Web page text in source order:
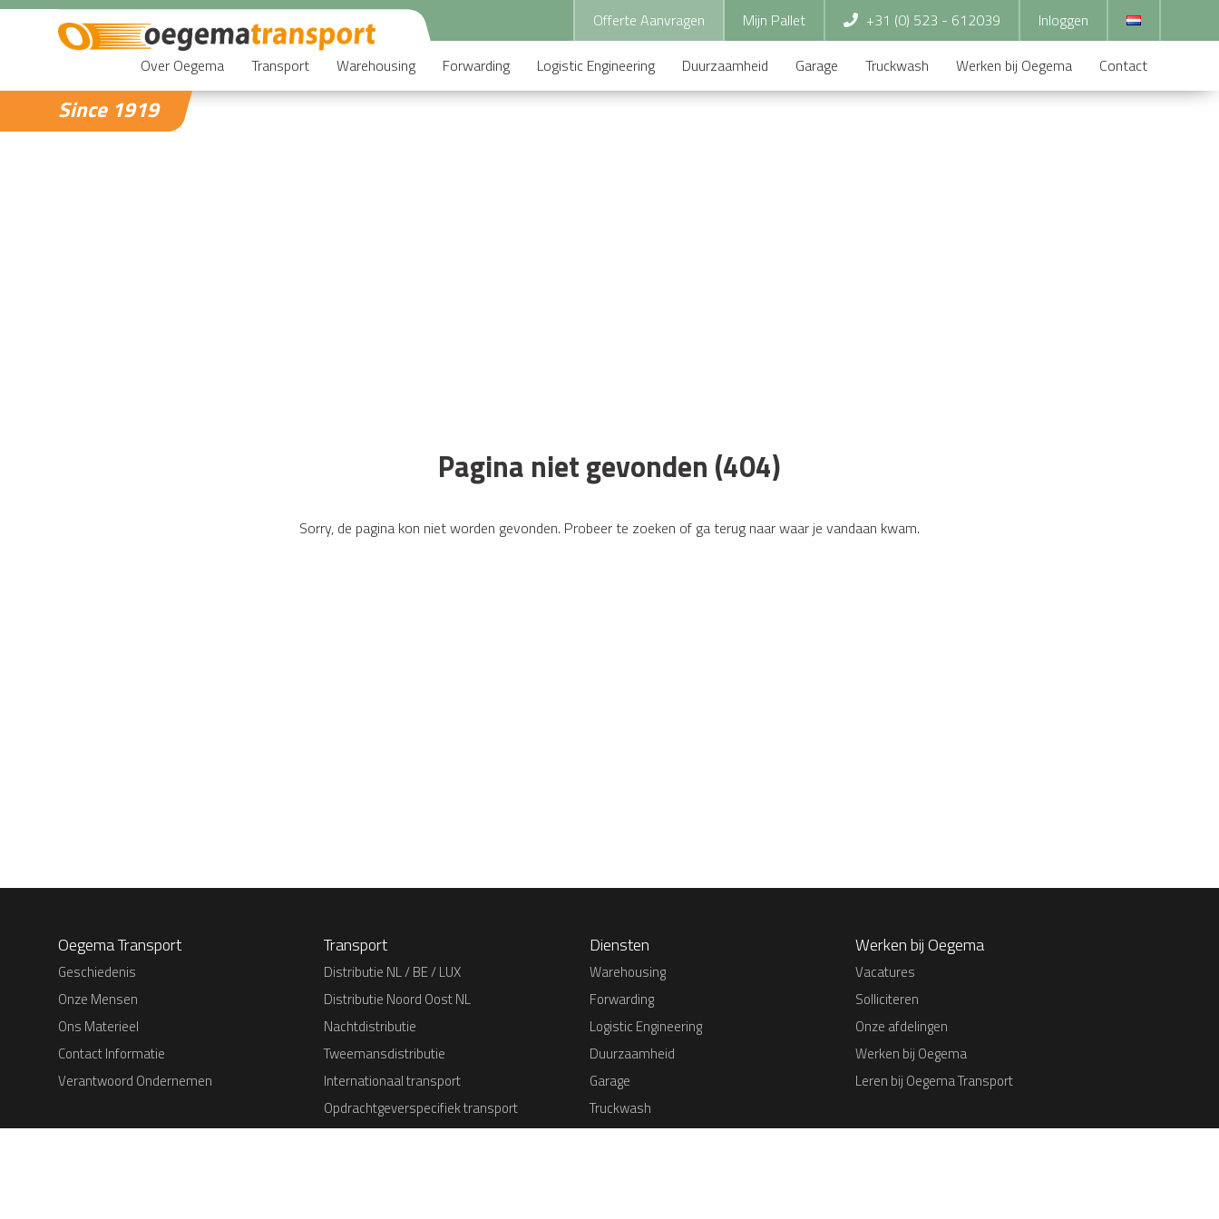
Offerte Aanvragen Mijn Pallet +31 (0) 523 - 612039 Inloggen
Since 1919
Over Oegema Transport Warehousing Forwarding Logistic Engineering Duurzaamheid Garage Truckwash Werken bij Oegema Contact
Pagina niet gevonden (404)
Sorry, de pagina kon niet worden gevonden. Probeer te zoeken of ga terug naar waar je vandaan kwam.
Oegema Transport
Geschiedenis
Onze Mensen
Ons Materieel
Contact Informatie
Verantwoord Ondernemen
Transport
Distributie NL / BE / LUX
Distributie Noord Oost NL
Nachtdistributie
Tweemansdistributie
Internationaal transport
Opdrachtgeverspecifiek transport
Bouwlogistiek
Diensten
Warehousing
Forwarding
Logistic Engineering
Duurzaamheid
Garage
Truckwash
Werken bij Oegema
Vacatures
Solliciteren
Onze afdelingen
Werken bij Oegema
Leren bij Oegema Transport